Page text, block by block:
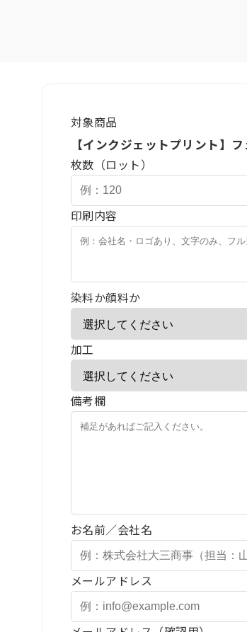
対象商品
【インクジェットプリント】
枚数（ロット）
印刷内容
染料か顔料か
加工
備考欄
お名前／会社名
メールアドレス